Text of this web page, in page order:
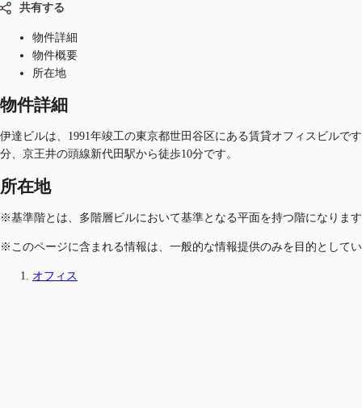
共有する
物件詳細
物件概要
所在地
物件詳細
伊達ビルは、1991年竣工の東京都世田谷区にある賃貸オフィスビルで
分、京王井の頭線新代田駅から徒歩10分です。
所在地
※基準階とは、多階層ビルにおいて基準となる平面を持つ階になりま
※このページに含まれる情報は、一般的な情報提供のみを目的として
オフィス